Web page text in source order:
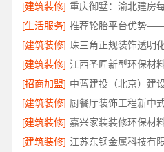
[建筑装修] 重庆御墅：渝北建房
[生活服务] 推荐轮胎平台优势
[建筑装修]
[建筑装修]
[招商加盟]
[建筑装修]
[建筑装修]
[建筑装修]